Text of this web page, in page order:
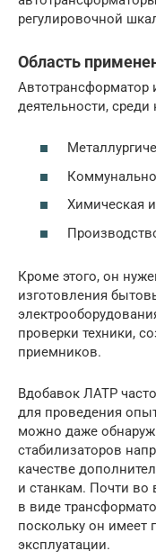
регулировочной
Область
Автотрансформатор
деятельности, среди
Химическая
Кроме этого, он
изготовления
проверки техники,
приемников.
Вдобавок ЛАТР
для проведения
можно даже
стабилизаторов
качестве
и станкам. Почти во
в виде
поскольку он имеет
эксплуатации.